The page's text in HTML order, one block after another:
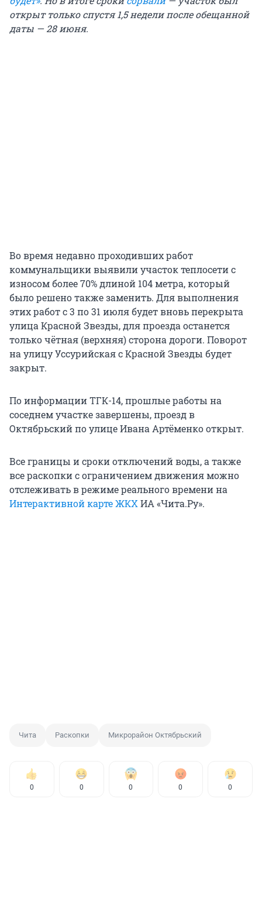
открыт только спустя 1,5 недели после обещанной
даты — 28 июня.
Во время недавно проходивших работ
коммунальщики выявили участок теплосети с
износом более 70% длиной 104 метра, который
было решено также заменить. Для выполнения
этих работ с 3 по 31 июля будет вновь перекрыта
улица Красной Звезды, для проезда останется
только чётная (верхняя) сторона дороги. Поворот
на улицу Уссурийская с Красной Звезды будет
закрыт.
По информации ТГК-14, прошлые работы на
соседнем участке завершены, проезд в
Октябрьский по улице Ивана Артёменко открыт.
Все границы и сроки отключений воды, а также
все раскопки с ограничением движения можно
отслеживать в режиме реального времени на
Интерактивной карте ЖКХ ИА «Чита.Ру».
Чита Раскопки Микрорайон Октябрьский
0 0 0 0 0